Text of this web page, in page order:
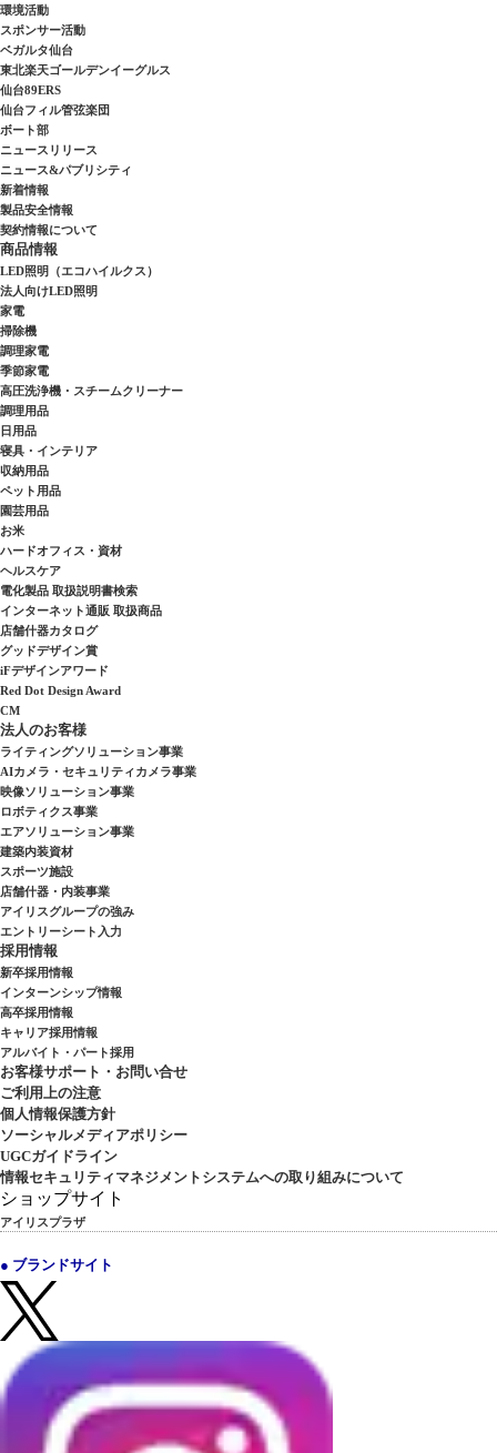
環境活動
スポンサー活動
ベガルタ仙台
東北楽天ゴールデンイーグルス
仙台89ERS
仙台フィル管弦楽団
ボート部
ニュースリリース
ニュース&パブリシティ
新着情報
製品安全情報
契約情報について
商品情報
LED照明（エコハイルクス）
法人向けLED照明
家電
掃除機
調理家電
季節家電
高圧洗浄機・スチームクリーナー
調理用品
日用品
寝具・インテリア
収納用品
ペット用品
園芸用品
お米
ハードオフィス・資材
ヘルスケア
電化製品 取扱説明書検索
インターネット通販 取扱商品
店舗什器カタログ
グッドデザイン賞
iFデザインアワード
Red Dot Design Award
CM
法人のお客様
ライティングソリューション事業
AIカメラ・セキュリティカメラ事業
映像ソリューション事業
ロボティクス事業
エアソリューション事業
建築内装資材
スポーツ施設
店舗什器・内装事業
アイリスグループの強み
エントリーシート入力
採用情報
新卒採用情報
インターンシップ情報
高卒採用情報
キャリア採用情報
アルバイト・パート採用
お客様サポート・お問い合せ
ご利用上の注意
個人情報保護方針
ソーシャルメディアポリシー
UGCガイドライン
情報セキュリティマネジメントシステムへの取り組みについて
ショップサイト
アイリスプラザ
● ブランドサイト